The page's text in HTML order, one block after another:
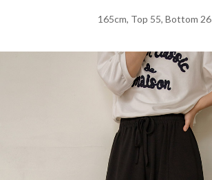
165cm, Top 55, Bottom 26